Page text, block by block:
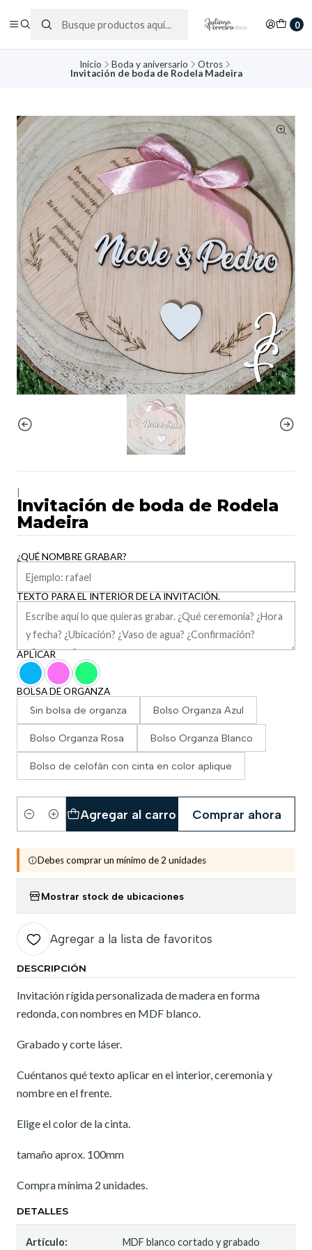
0
Inicio Boda y aniversario
Otros
Invitación de boda de Rodela Madeira
Invitación de boda de Rodela
Madeira
¿QUÉ NOMBRE GRABAR?
TEXTO PARA EL INTERIOR DE LA INVITACIÓN.
APLICAR
BOLSA DE ORGANZA
Sin bolsa de organza Bolso Organza Azul
Bolso Organza Rosa Bolso Organza Blanco
Bolso de celofán con cinta en color aplique
Cantidad
Agregar al carro Comprar ahora
Debes comprar un mínimo de 2 unidades
Mostrar stock de ubicaciones
Agregar a la lista de favoritos
DESCRIPCIÓN
Invitación rígida personalizada de madera en forma
redonda, con nombres en MDF blanco.
Grabado y corte láser.
Cuéntanos qué texto aplicar en el interior, ceremonia y
nombre en el frente.
Elige el color de la cinta.
tamaño aprox. 100mm
Compra mínima 2 unidades.
DETALLES
Artículo: MDF blanco cortado y grabado